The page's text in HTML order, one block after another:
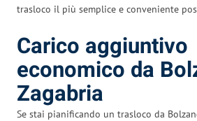
trasloco il più semplice e conveniente
Carico aggiuntivo
economico da
Zagabria
Se stai pianificando un trasloco da